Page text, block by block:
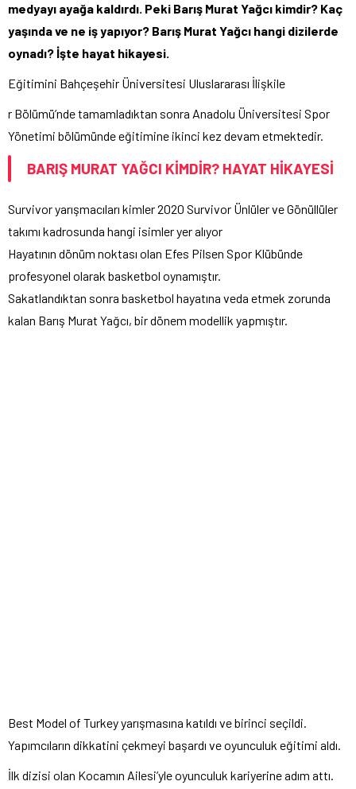
medyayı ayağa kaldırdı. Peki Barış Murat Yağcı kimdir? Kaç
yaşında ve ne iş yapıyor? Barış Murat Yağcı hangi dizilerde
oynadı? İşte hayat hikayesi.
Eğitimini Bahçeşehir Üniversitesi Uluslararası İlişkile
r Bölümü’nde tamamladıktan sonra Anadolu Üniversitesi Spor
Yönetimi bölümünde eğitimine ikinci kez devam etmektedir.
BARIŞ MURAT YAĞCI KİMDİR? HAYAT HİKAYESİ
Survivor yarışmacıları kimler 2020 Survivor Ünlüler ve Gönüllüler
takımı kadrosunda hangi isimler yer alıyor
Hayatının dönüm noktası olan Efes Pilsen Spor Klübünde
profesyonel olarak basketbol oynamıştır.
Sakatlandıktan sonra basketbol hayatına veda etmek zorunda
kalan Barış Murat Yağcı, bir dönem modellik yapmıştır.
Best Model of Turkey yarışmasına katıldı ve birinci seçildi.
Yapımcıların dikkatini çekmeyi başardı ve oyunculuk eğitimi aldı.
İlk dizisi olan Kocamın Ailesi’yle oyunculuk kariyerine adım attı.